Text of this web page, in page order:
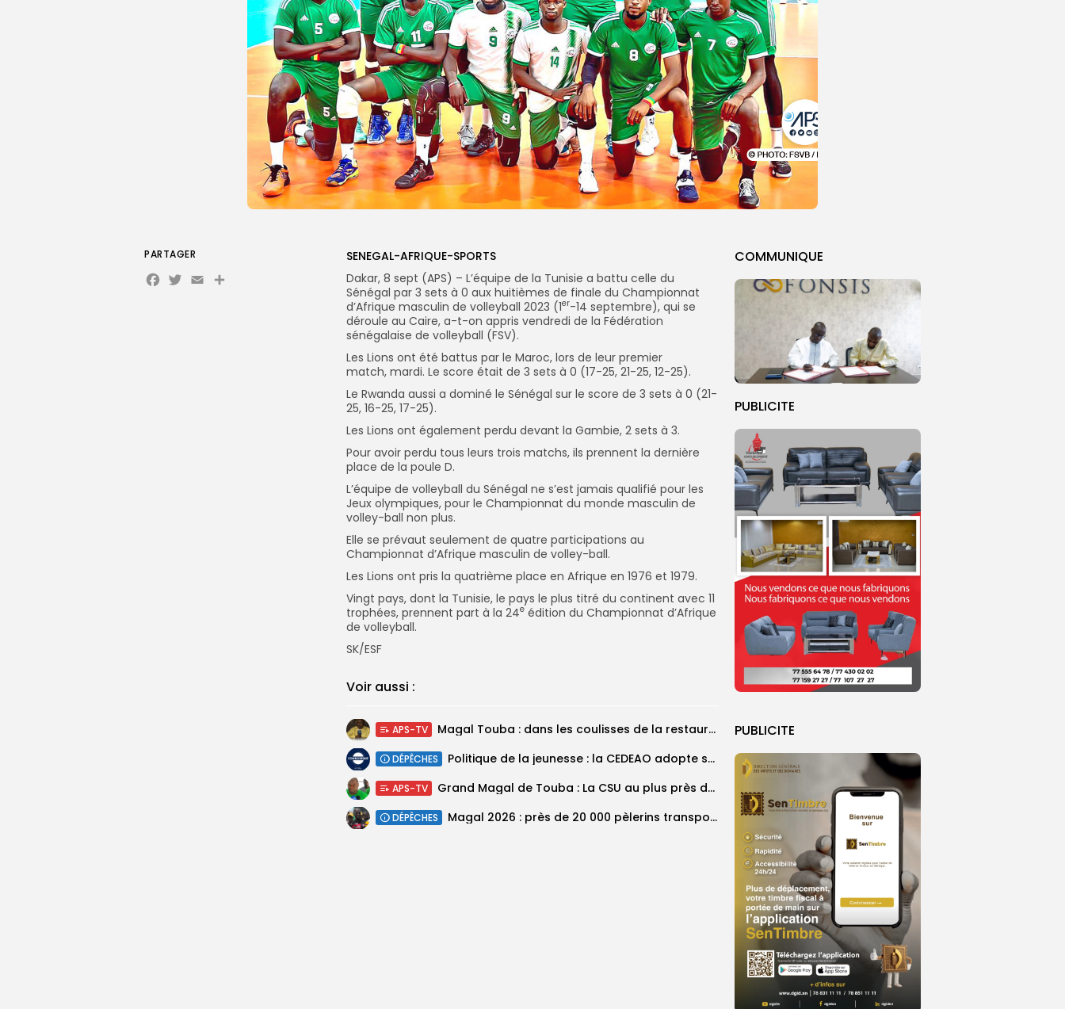
COMMUNIQUE
PUBLICITE
PUBLICITE
SENEGAL-AFRIQUE-SPORTS
Dakar, 8 sept (APS) – L’équipe de la Tunisie a battu celle du
Sénégal par 3 sets à 0 aux huitièmes de finale du Championnat
d’Afrique masculin de volleyball 2023 (1er-14 septembre), qui se
déroule au Caire, a-t-on appris vendredi de la Fédération
sénégalaise de volleyball (FSV).
Les Lions ont été battus par le Maroc, lors de leur premier
match, mardi. Le score était de 3 sets à 0 (17-25, 21-25, 12-25).
Le Rwanda aussi a dominé le Sénégal sur le score de 3 sets à 0 (21-
25, 16-25, 17-25).
Les Lions ont également perdu devant la Gambie, 2 sets à 3.
Pour avoir perdu tous leurs trois matchs, ils prennent la dernière
place de la poule D.
L’équipe de volleyball du Sénégal ne s’est jamais qualifié pour les
Jeux olympiques, pour le Championnat du monde masculin de
volley-ball non plus.
Elle se prévaut seulement de quatre participations au
Championnat d’Afrique masculin de volley-ball.
Les Lions ont pris la quatrième place en Afrique en 1976 et 1979.
Vingt pays, dont la Tunisie, le pays le plus titré du continent avec 11
trophées, prennent part à la 24e édition du Championnat d’Afrique
de volleyball.
SK/ESF
Voir aussi :
APS-TV Magal Touba : dans les coulisses de la restauration de la presse...
DÉPÊCHES Politique de la jeunesse : la CEDEAO adopte son plan d’actions stratégiques...
APS-TV Grand Magal de Touba : La CSU au plus près des pèlerins
DÉPÊCHES Magal 2026 : près de 20 000 pèlerins transportés vers Touba en...
PARTAGER
Facebook
Twitter
EmailPartager